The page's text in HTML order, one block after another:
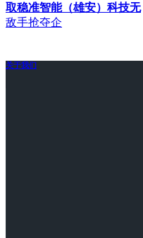
取稳准智能（雄安）科技无
敌手抢夺企
关于我们